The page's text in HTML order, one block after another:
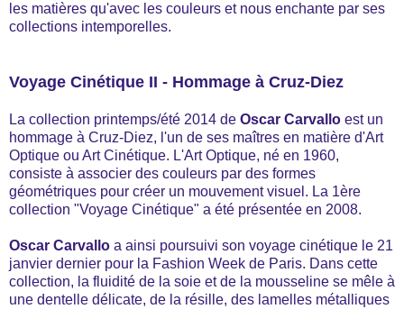
les matières qu'avec les couleurs et nous enchante par ses
collections intemporelles.
Voyage Cinétique II - Hommage à Cruz-Diez
La collection printemps/été 2014 de Oscar Carvallo est un
hommage à Cruz-Diez, l'un de ses maîtres en matière d'Art
Optique ou Art Cinétique. L'Art Optique, né en 1960,
consiste à associer des couleurs par des formes
géométriques pour créer un mouvement visuel. La 1ère
collection "Voyage Cinétique" a été présentée en 2008.
Oscar Carvallo a ainsi poursuivi son voyage cinétique le 21
janvier dernier pour la Fashion Week de Paris. Dans cette
collection, la fluidité de la soie et de la mousseline se mêle à
une dentelle délicate, de la résille, des lamelles métalliques